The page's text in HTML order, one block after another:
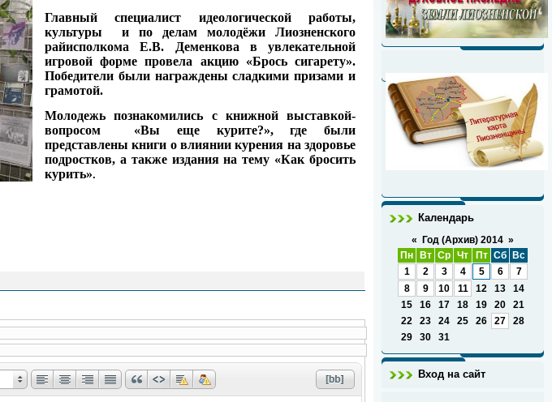
Главный специалист идеологической работы,
культуры и по делам молодёжи Лиозненского
райисполкома Е.В. Деменкова в увлекательной
игровой форме провела акцию «Брось сигарету».
Победители были награждены сладкими призами и
грамотой.
Молодежь познакомились с книжной выставкой-
вопросом «Вы еще курите?», где были
представлены книги о влиянии курения на здоровье
подростков, а также издания на тему «Как бросить
курить».
Календарь
« Год (Архив) 2014 »
Пн
Вт Ср Чт Пт Сб
Вс
1
2 3 4 5 6
7
8
9 10 11 12 13
14
15
16 17 18 19 20
21
22
23 24 25 26 27
28
29
30 31
Вход на сайт